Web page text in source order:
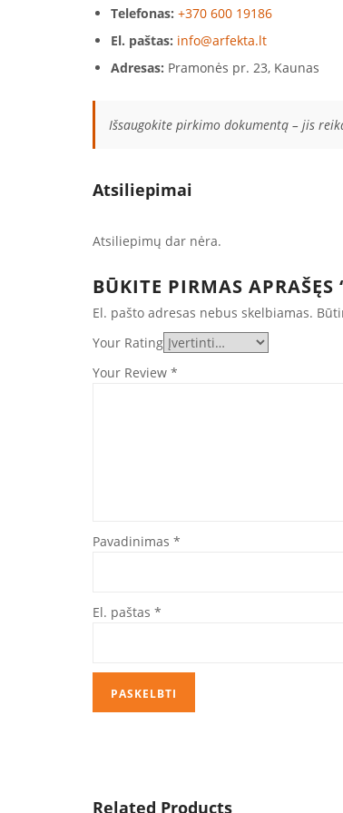
Telefonas: +370 600 19186
El. paštas: info@arfekta.lt
Adresas: Pramonės pr. 23, Kaunas
Išsaugokite pirkimo dokumentą – jis
Atsiliepimai
Atsiliepimų dar nėra.
BŪKITE PIRMAS
El. pašto adresas nebus skelbiamas.
Your Rating
Your Review *
Pavadinimas *
El. paštas *
Related Products